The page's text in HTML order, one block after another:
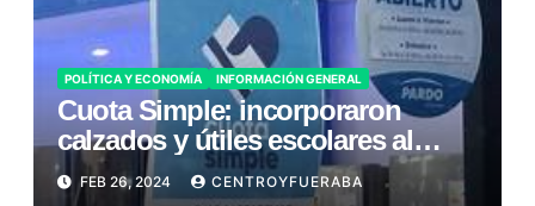
POLÍTICA Y ECONOMÍA INFORMACIÓN GENERAL
Cuota Simple: incorporaron
calzados y útiles escolares al
programa de financiamiento
FEB 26, 2024 CENTROYFUERABA